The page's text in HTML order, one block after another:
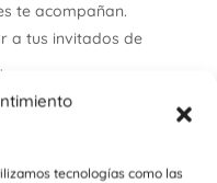
tecnologías como las
te acompañan.
a tus invitados de
para decorar sobres y